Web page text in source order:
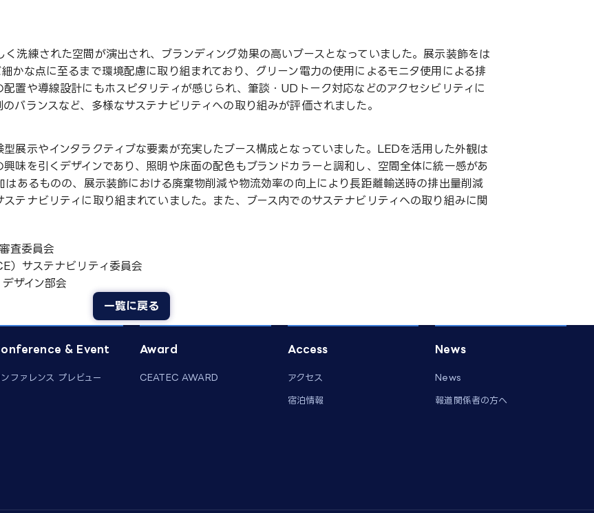
洗練された空間が演出され、ブランディング効果の高いブースとなっていました。展示装飾をは
かな点に至るまで環境配慮に取り組まれており、グリーン電力の使用によるモニタ使用による排
置や導線設計にもホスピタリティが感じられ、筆談・UDトーク対応などのアクセシビリティに
バランスなど、多様なサステナビリティへの取り組みが評価されました。
展示やインタラクティブな要素が充実したブース構成となっていました。LEDを活用した外観は
味を引くデザインであり、照明や床面の配色もブランドカラーと調和し、空間全体に統一感があ
あるものの、展示装飾における廃棄物削減や物流効率の向上により長距離輸送時の排出量削減
テナビリティに取り組まれていました。また、ブース内でのサステナビリティへの取り組みに関
査委員会
）サステナビリティ委員会
ザイン部会
一覧に戻る
& Event
ンファレンス プレビュー
Award
CEATEC AWARD
Access
アクセス
宿泊情報
News
News
報道関係者の方へ